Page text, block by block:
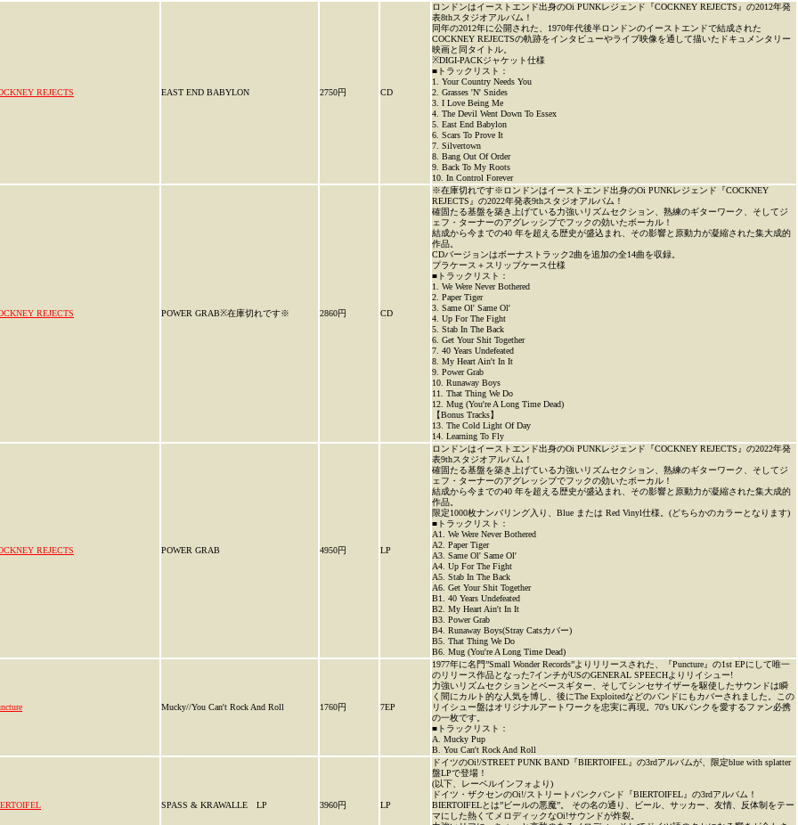
REJECTS EAST END BABYLON 2750円 CD
ロンドンはイーストエンド出身のOi PUNKレジェンド『COCKNEY REJECTS』の2012年発
表8thスタジオアルバム！
同年の2012年に公開された、1970年代後半ロンドンのイーストエンドで結成された
COCKNEY REJECTSの軌跡をインタビューやライブ映像を通して描いたドキュメンタリー
映画と同タイトル。
※DIGI-PACKジャケット仕様
■トラックリスト：
1. Your Country Needs You
2. Grasses 'N' Snides
3. I Love Being Me
4. The Devil Went Down To Essex
5. East End Babylon
6. Scars To Prove It
7. Silvertown
8. Bang Out Of Order
9. Back To My Roots
10. In Control Forever
REJECTS POWER GRAB※在庫切れです※ 2860円 CD
※在庫切れです※ロンドンはイーストエンド出身のOi PUNKレジェンド『COCKNEY
REJECTS』の2022年発表9thスタジオアルバム！
確固たる基盤を築き上げている力強いリズムセクション、熟練のギターワーク、そしてジ
ェフ・ターナーのアグレッシブでフックの効いたボーカル！
結成から今までの40 年を超える歴史が盛込まれ、その影響と原動力が凝縮された集大成的
作品。
CDバージョンはボーナストラック2曲を追加の全14曲を収録。
プラケース＋スリップケース仕様
■トラックリスト：
1. We Were Never Bothered
2. Paper Tiger
3. Same Ol' Same Ol'
4. Up For The Fight
5. Stab In The Back
6. Get Your Shit Together
7. 40 Years Undefeated
8. My Heart Ain't In It
9. Power Grab
10. Runaway Boys
11. That Thing We Do
12. Mug (You're A Long Time Dead)
【Bonus Tracks】
13. The Cold Light Of Day
14. Learning To Fly
REJECTS POWER GRAB 4950円 LP
ロンドンはイーストエンド出身のOi PUNKレジェンド『COCKNEY REJECTS』の2022年発
表9thスタジオアルバム！
確固たる基盤を築き上げている力強いリズムセクション、熟練のギターワーク、そしてジ
ェフ・ターナーのアグレッシブでフックの効いたボーカル！
結成から今までの40 年を超える歴史が盛込まれ、その影響と原動力が凝縮された集大成的
作品。
限定1000枚ナンバリング入り、Blue または Red Vinyl仕様。(どちらかのカラーとなります)
■トラックリスト：
A1. We Were Never Bothered
A2. Paper Tiger
A3. Same Ol' Same Ol'
A4. Up For The Fight
A5. Stab In The Back
A6. Get Your Shit Together
B1. 40 Years Undefeated
B2. My Heart Ain't In It
B3. Power Grab
B4. Runaway Boys(Stray Catsカバー)
B5. That Thing We Do
B6. Mug (You're A Long Time Dead)
Mucky//You Can't Rock And Roll 1760円 7EP
1977年に名門”Small Wonder Records”よりリリースされた、『Puncture』の1st EPにして唯一
のリリース作品となった7インチがUSのGENERAL SPEECHよりリイシュー!
力強いリズムセクションとベースギター、そしてシンセサイザーを駆使したサウンドは瞬
く間にカルト的な人気を博し、後にThe Exploitedなどのバンドにもカバーされました。この
リイシュー盤はオリジナルアートワークを忠実に再現。70's UKパンクを愛するファン必携
の一枚です。
■トラックリスト：
A. Mucky Pup
B. You Can't Rock And Roll
SPASS & KRAWALLE LP 3960円 LP
ドイツのOi!/STREET PUNK BAND『BIERTOIFEL』の3rdアルバムが、限定blue with splatter
盤LPで登場！
(以下、レーベルインフォより)
ドイツ・ザクセンのOi!/ストリートパンクバンド『BIERTOIFEL』の3rdアルバム！
BIERTOIFELとは”ビールの悪魔”。 その名の通り、ビール、サッカー、友情、反体制をテー
マにした熱くてメロディックなOi!サウンドが炸裂。